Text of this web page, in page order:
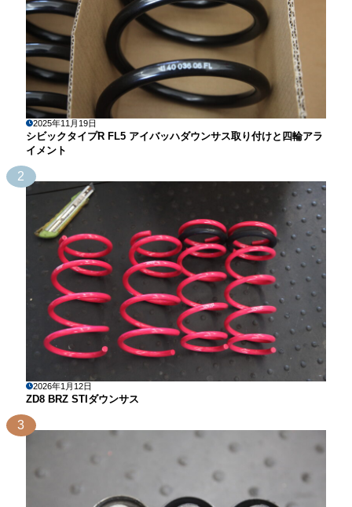
2025年11月19日
シビックタイプR FL5 アイバッハダウンサス取り付けと四輪アラ
イメント
2
2026年1月12日
ZD8 BRZ STIダウンサス
3